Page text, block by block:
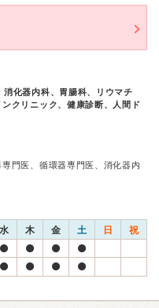
化器内科、胃腸科、リウマチ
クリニック、健康診断、人間ド
門医、循環器専門医、消化器内
水 木 金 土 日 祝